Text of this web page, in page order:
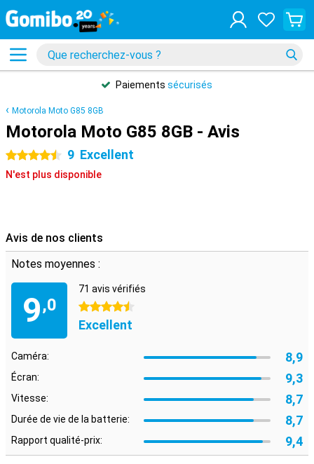
Paiements sécurisés
Motorola Moto G85 8GB
Motorola Moto G85 8GB - Avis
4.5 étoiles 9 Excellent
N'est plus disponible
Avis de nos clients
Notes moyennes :
9,0
71 avis vérifiés
4.5 étoiles
Excellent
Caméra: 8,9
Écran: 9,3
Vitesse: 8,7
Durée de vie de la batterie: 8,7
Rapport qualité-prix: 9,4